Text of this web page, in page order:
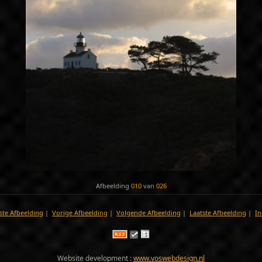
Afbeelding 010van 026
Afbeelding | Vorige Afbeelding | Volgende Afbeelding | Laatste Afbeelding |
Website development :www.voswebdesign.nl